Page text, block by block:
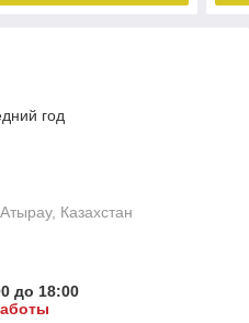
год
Казахстан
до 18:00